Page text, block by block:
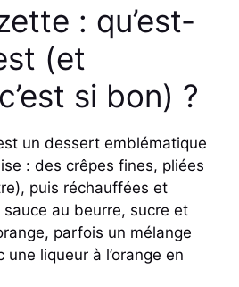
: qu’est-
(et
si bon) ?
un dessert emblématique
: des crêpes fines, pliées
puis réchauffées et
au beurre, sucre et
parfois un mélange
liqueur à l’orange en